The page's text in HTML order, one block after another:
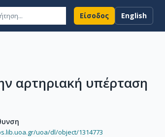
Είσοδος English
αρτηριακή υπέρταση
uoa/dl/object/1314773